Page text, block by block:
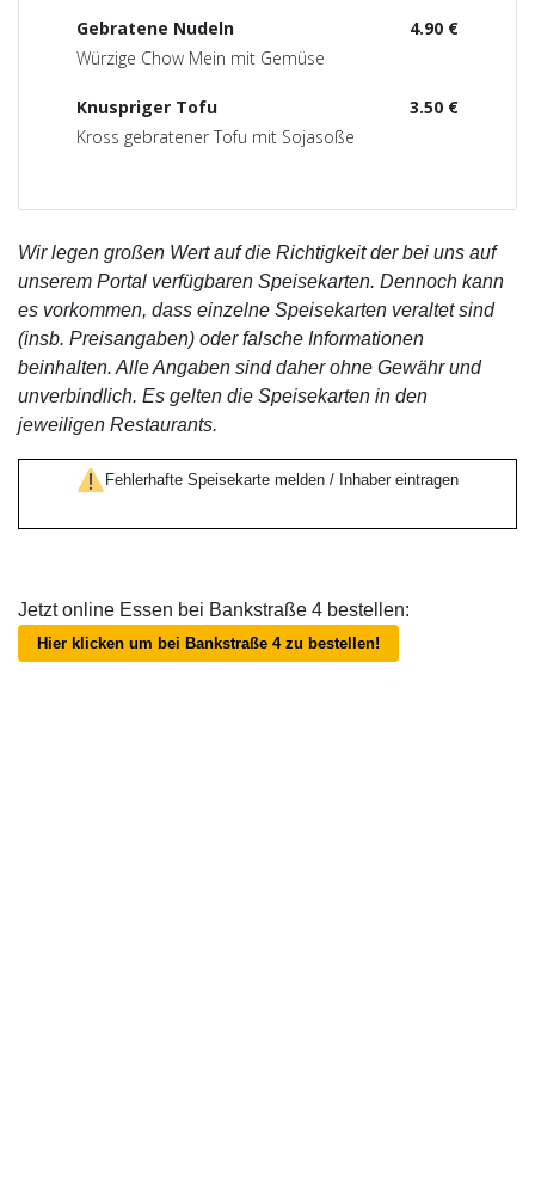
4.90 €
Gebratene Nudeln
Würzige Chow Mein mit Gemüse
3.50 €
Knuspriger Tofu
Kross gebratener Tofu mit Sojasoße
Wir legen großen Wert auf die Richtigkeit der bei uns auf
unserem Portal verfügbaren Speisekarten. Dennoch kann
es vorkommen, dass einzelne Speisekarten veraltet sind
(insb. Preisangaben) oder falsche Informationen
beinhalten. Alle Angaben sind daher ohne Gewähr und
unverbindlich. Es gelten die Speisekarten in den
jeweiligen Restaurants.
Fehlerhafte Speisekarte melden / Inhaber eintragen
Jetzt online Essen bei Bankstraße 4 bestellen:
Hier klicken um bei Bankstraße 4 zu bestellen!